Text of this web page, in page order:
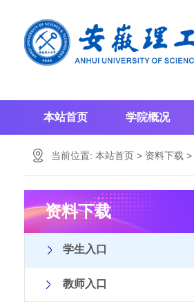
本站首页 学院概况
当前位置: 本站首页 > 资料下载 >
资料下载
学生入口
教师入口